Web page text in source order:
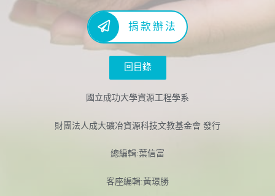
捐款辦法
回目錄
國立成功大學資源工程學系
財團法人成大礦冶資源科技文教基金會 發行
總編輯:葉信富
客座編輯:黃璟勝